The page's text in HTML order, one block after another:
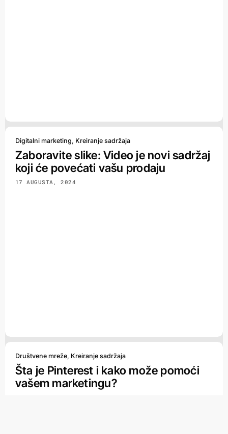
Digitalni marketing Kreiranje sadržaja
Zaboravite slike: Video je novi sadržaj
koji će povećati vašu prodaju
17 AUGUSTA, 2024
Društvene mreže, Kreiranje sadržaja
Šta je Pinterest i kako može pomoći
vašem marketingu?